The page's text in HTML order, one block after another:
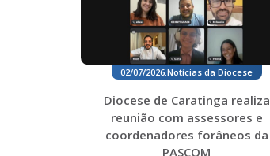
02/07/2026.Notícias da Diocese
Diocese de Caratinga realiza
reunião com assessores e
coordenadores forâneos da
PASCOM